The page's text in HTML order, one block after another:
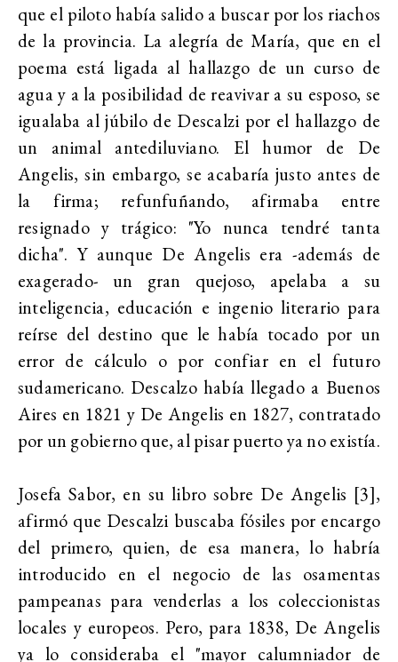
que el piloto había salido a buscar por los riachos
de la provincia. La alegría de María, que en el
poema está ligada al hallazgo de un curso de
agua y a la posibilidad de reavivar a su esposo, se
igualaba al júbilo de Descalzi por el hallazgo de
un animal antediluviano. El humor de De
Angelis, sin embargo, se acabaría justo antes de
la firma; refunfuñando, afirmaba entre
resignado y trágico: "Yo nunca tendré tanta
dicha". Y aunque De Angelis era -además de
exagerado- un gran quejoso, apelaba a su
inteligencia, educación e ingenio literario para
reírse del destino que le había tocado por un
error de cálculo o por confiar en el futuro
sudamericano. Descalzo había llegado a Buenos
Aires en 1821 y De Angelis en 1827, contratado
por un gobierno que, al pisar puerto ya no existía.
Josefa Sabor, en su libro sobre De Angelis [3],
afirmó que Descalzi buscaba fósiles por encargo
del primero, quien, de esa manera, lo habría
introducido en el negocio de las osamentas
pampeanas para venderlas a los coleccionistas
locales y europeos. Pero, para 1838, De Angelis
ya lo consideraba el "mayor calumniador de